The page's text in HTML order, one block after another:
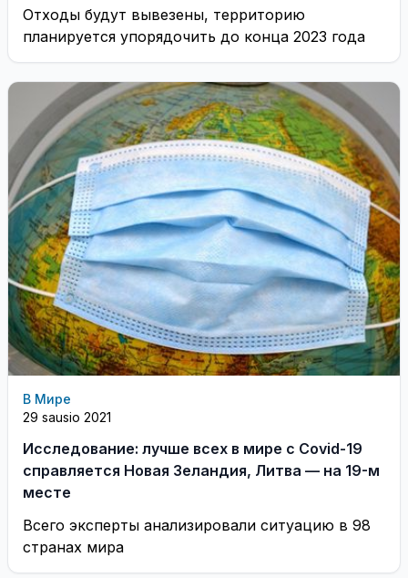
Отходы будут вывезены, территорию
планируется упорядочить до конца 2023 года
В Мире
29 sausio 2021
Исследование: лучше всех в мире с Covid-19
справляется Новая Зеландия, Литва — на 19-м
месте
Всего эксперты анализировали ситуацию в 98
странах мира